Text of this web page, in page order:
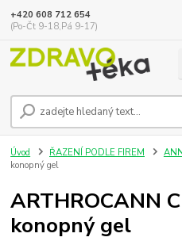
+420 608 712 654
(Po-Čt 9-18,Pá 9-17)
Úvod ŘAZENÍ PODLE FIREM
konopný gel
ARTHROCANN
konopný gel